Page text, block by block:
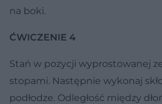
na boki.
ĆWICZENIE 4
Stań w pozycji wyprostowanej
stopami. Następnie wykonaj
podłodze. Odległość między